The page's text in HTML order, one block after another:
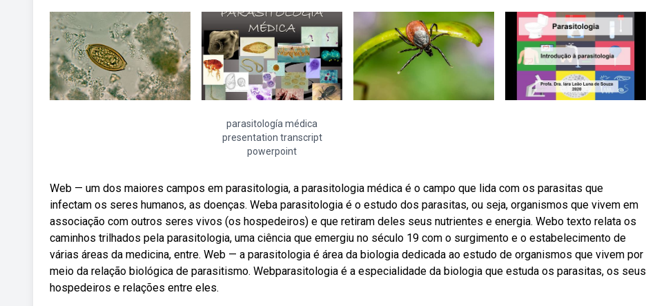
parasitología médica
presentation transcript
powerpoint
Web — um dos maiores campos em parasitologia, a parasitologia médica é o campo que lida com os parasitas que
infectam os seres humanos, as doenças. Weba parasitologia é o estudo dos parasitas, ou seja, organismos que vivem em
associação com outros seres vivos (os hospedeiros) e que retiram deles seus nutrientes e energia. Webo texto relata os
caminhos trilhados pela parasitologia, uma ciência que emergiu no século 19 com o surgimento e o estabelecimento de
várias áreas da medicina, entre. Web — a parasitologia é área da biologia dedicada ao estudo de organismos que vivem por
meio da relação biológica de parasitismo. Webparasitologia é a especialidade da biologia que estuda os parasitas, os seus
hospedeiros e relações entre eles.